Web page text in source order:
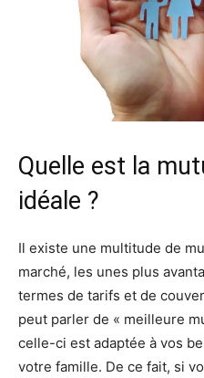
Quelle est la
idéale ?
Il existe une multitude de
marché, les unes plus
termes de tarifs et de
peut parler de « meilleure
celle-ci est adaptée à vos
votre famille. De ce fait, si